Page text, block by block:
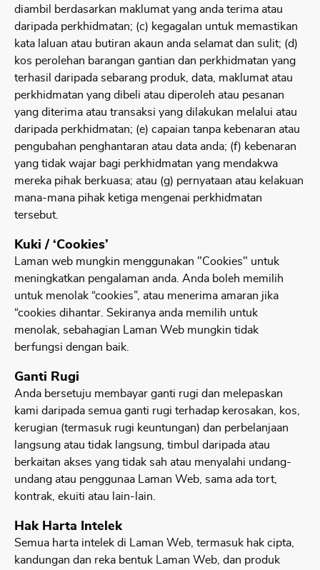
diambil berdasarkan maklumat yang anda terima atau
daripada perkhidmatan; (c) kegagalan untuk memastikan
kata laluan atau butiran akaun anda selamat dan sulit; (d)
kos perolehan barangan gantian dan perkhidmatan yang
terhasil daripada sebarang produk, data, maklumat atau
perkhidmatan yang dibeli atau diperoleh atau pesanan
yang diterima atau transaksi yang dilakukan melalui atau
daripada perkhidmatan; (e) capaian tanpa kebenaran atau
pengubahan penghantaran atau data anda; (f) kebenaran
yang tidak wajar bagi perkhidmatan yang mendakwa
mereka pihak berkuasa; atau (g) pernyataan atau kelakuan
mana-mana pihak ketiga mengenai perkhidmatan
tersebut.
Kuki / ‘Cookies’
Laman web mungkin menggunakan "Cookies" untuk
meningkatkan pengalaman anda. Anda boleh memilih
untuk menolak “cookies”, atau menerima amaran jika
“cookies dihantar. Sekiranya anda memilih untuk
menolak, sebahagian Laman Web mungkin tidak
berfungsi dengan baik.
Ganti Rugi
Anda bersetuju membayar ganti rugi dan melepaskan
kami daripada semua ganti rugi terhadap kerosakan, kos,
kerugian (termasuk rugi keuntungan) dan perbelanjaan
langsung atau tidak langsung, timbul daripada atau
berkaitan akses yang tidak sah atau menyalahi undang-
undang atau penggunaa Laman Web, sama ada tort,
kontrak, ekuiti atau lain-lain.
Hak Harta Intelek
Semua harta intelek di Laman Web, termasuk hak cipta,
kandungan dan reka bentuk Laman Web, dan produk